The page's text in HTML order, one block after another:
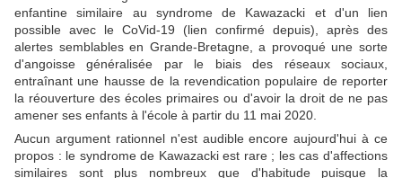
enfantine similaire au syndrome de Kawazacki et d'un lien
possible avec le CoVid-19 (lien confirmé depuis), après des
alertes semblables en Grande-Bretagne, a provoqué une sorte
d'angoisse généralisée par le biais des réseaux sociaux,
entraînant une hausse de la revendication populaire de reporter
la réouverture des écoles primaires ou d'avoir la droit de ne pas
amener ses enfants à l'école à partir du 11 mai 2020.
Aucun argument rationnel n'est audible encore aujourd'hui à ce
propos : le syndrome de Kawazacki est rare ; les cas d'affections
similaires sont plus nombreux que d'habitude puisque la